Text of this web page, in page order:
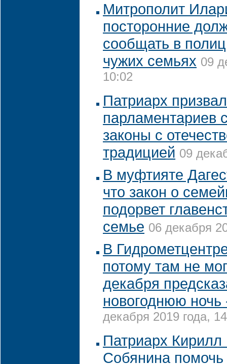
Митрополит
посторонние
сообщать в
чужих семьях 09
10:02
Патриарх
парламентариев
законы с
традицией 09
В муфтияте
что закон о
подорвет
семье 06 декабря
В
потому там не
декабря
новогоднюю
декабря 2019 года,
Патриарх Кирилл
Собянина помочь